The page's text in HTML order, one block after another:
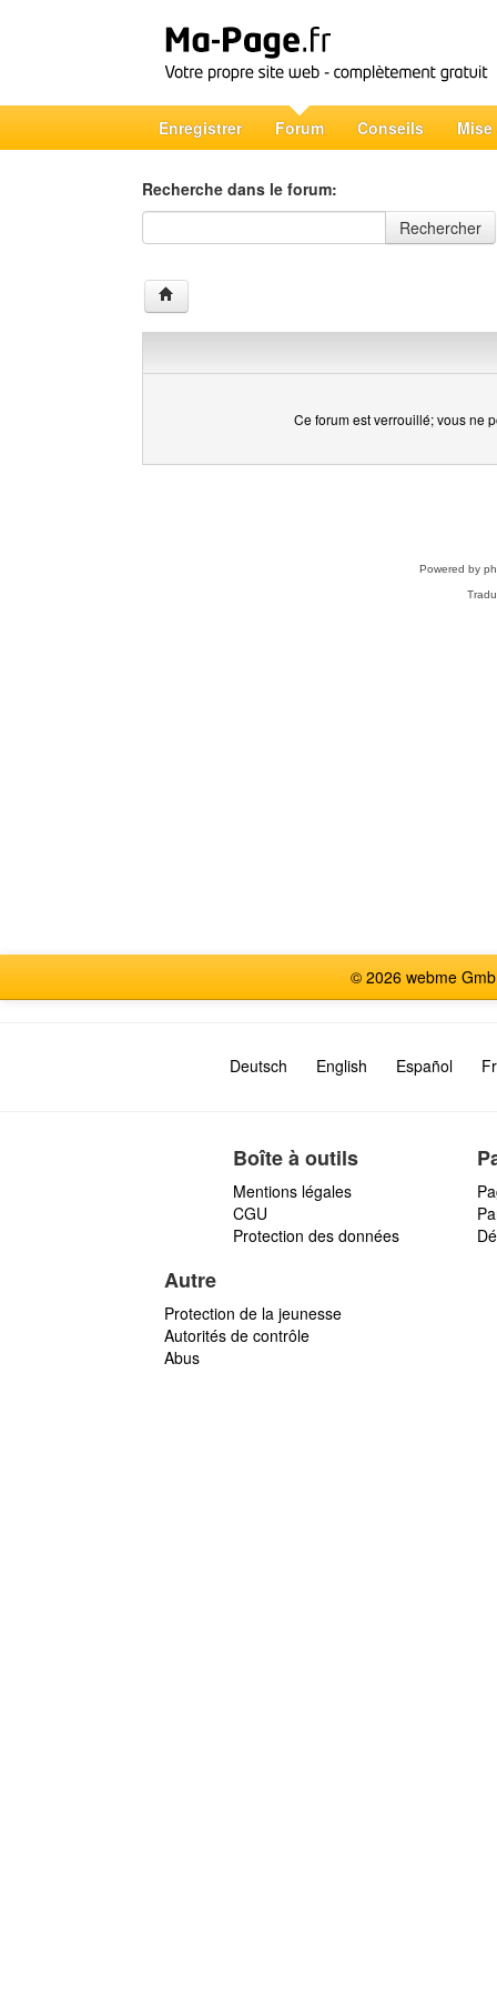
Enregistrer Forum Conseils Mise
Recherche dans le forum:
Recherche dans le forum
Rechercher
Ce forum est verrouillé; vous ne
Powered by
© 2026 webme
Deutsch English Español
Boîte à outils
Mentions légales
CGU
Protection des données
Autre
Protection de la jeunesse
Autorités de contrôle
Abus